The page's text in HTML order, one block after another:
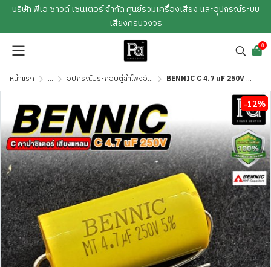
บริษัท พีเอ ซาวด์ เซนเตอร์ จำกัด ศูนย์รวมเครื่องเสียง และอุปกรณ์ระบบ
เสียงครบวงจร
0
หน้าแรก ... อุปกรณ์ประกอบตู้ลำโพงอื่นๆ BENNIC C 4.7 uF 250V C-คาปาซิเตอร์ เสียงแหลม/คอมเดนเซอร์
-12%